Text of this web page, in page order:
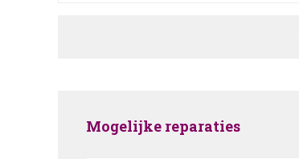
Mogelijke reparaties